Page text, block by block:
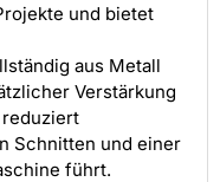
und bietet
aus Metall
Verstärkung
reduziert
Schnitten und einer
führt.